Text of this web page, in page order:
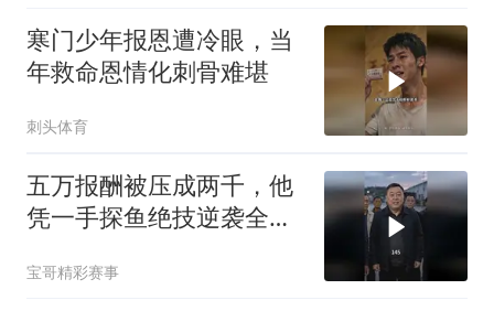
寒门少年报恩遭冷眼，当
年救命恩情化刺骨难堪
刺头体育
五万报酬被压成两千，他
凭一手探鱼绝技逆袭全渔
宝哥精彩赛事